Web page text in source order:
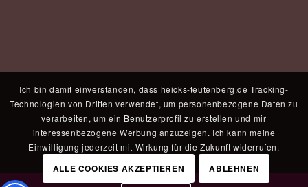
Ich bin damit einverstanden, dass heicks-teutenberg.de Tracking-
Technologien von Dritten verwendet, um personenbezogene Daten zu
verarbeiten, um ein Benutzerprofil zu erstellen und mir
interessenbezogene Werbung anzuzeigen. Ich kann meine
Einwilligung jederzeit mit Wirkung für die Zukunft widerrufen.
ALLE COOKIES AKZEPTIEREN ABLEHNEN